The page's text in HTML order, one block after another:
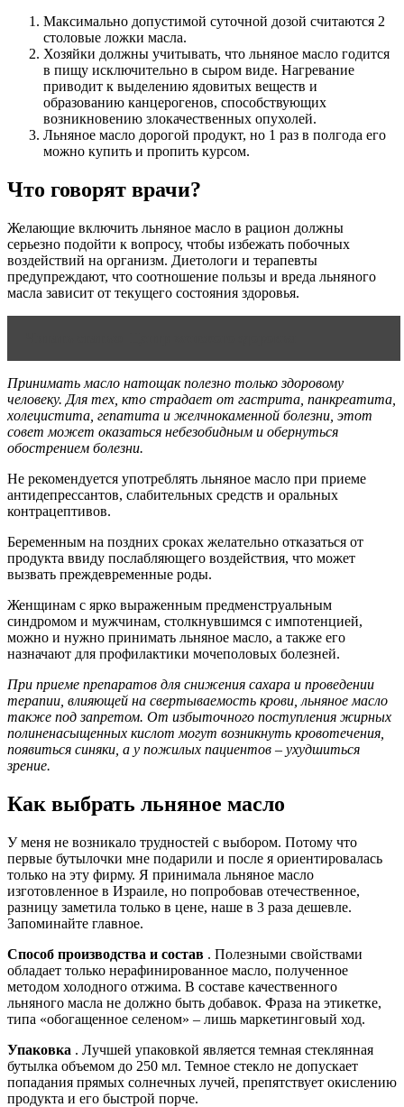
Максимально допустимой суточной дозой считаются 2
столовые ложки масла.
Хозяйки должны учитывать, что льняное масло годится
в пищу исключительно в сыром виде. Нагревание
приводит к выделению ядовитых веществ и
образованию канцерогенов, способствующих
возникновению злокачественных опухолей.
Льняное масло дорогой продукт, но 1 раз в полгода его
можно купить и пропить курсом.
Что говорят врачи?
Желающие включить льняное масло в рацион должны
серьезно подойти к вопросу, чтобы избежать побочных
воздействий на организм. Диетологи и терапевты
предупреждают, что соотношение пользы и вреда льняного
масла зависит от текущего состояния здоровья.
Принимать масло натощак полезно только здоровому
человеку. Для тех, кто страдает от гастрита, панкреатита,
холецистита, гепатита и желчнокаменной болезни, этот
совет может оказаться небезобидным и обернуться
обострением болезни.
Не рекомендуется употреблять льняное масло при приеме
антидепрессантов, слабительных средств и оральных
контрацептивов.
Беременным на поздних сроках желательно отказаться от
продукта ввиду послабляющего воздействия, что может
вызвать преждевременные роды.
Женщинам с ярко выраженным предменструальным
синдромом и мужчинам, столкнувшимся с импотенцией,
можно и нужно принимать льняное масло, а также его
назначают для профилактики мочеполовых болезней.
При приеме препаратов для снижения сахара и проведении
терапии, влияющей на свертываемость крови, льняное масло
также под запретом. От избыточного поступления жирных
полиненасыщенных кислот могут возникнуть кровотечения,
появиться синяки, а у пожилых пациентов – ухудшиться
зрение.
Как выбрать льняное масло
У меня не возникало трудностей с выбором. Потому что
первые бутылочки мне подарили и после я ориентировалась
только на эту фирму. Я принимала льняное масло
изготовленное в Израиле, но попробовав отечественное,
разницу заметила только в цене, наше в 3 раза дешевле.
Запоминайте главное.
Способ производства и состав . Полезными свойствами
обладает только нерафинированное масло, полученное
методом холодного отжима. В составе качественного
льняного масла не должно быть добавок. Фраза на этикетке,
типа «обогащенное селеном» – лишь маркетинговый ход.
Упаковка . Лучшей упаковкой является темная стеклянная
бутылка объемом до 250 мл. Темное стекло не допускает
попадания прямых солнечных лучей, препятствует окислению
продукта и его быстрой порче.